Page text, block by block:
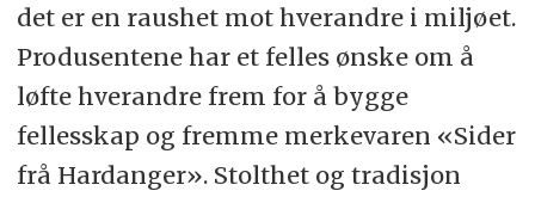
det er en raushet mot hverandre i miljøet.
Produsentene har et felles ønske om å
løfte hverandre frem for å bygge
fellesskap og fremme merkevaren «Sider
frå Hardanger». Stolthet og tradisjon